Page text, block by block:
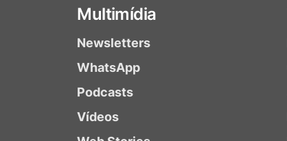
Multimídia
Newsletters
WhatsApp
Podcasts
Vídeos